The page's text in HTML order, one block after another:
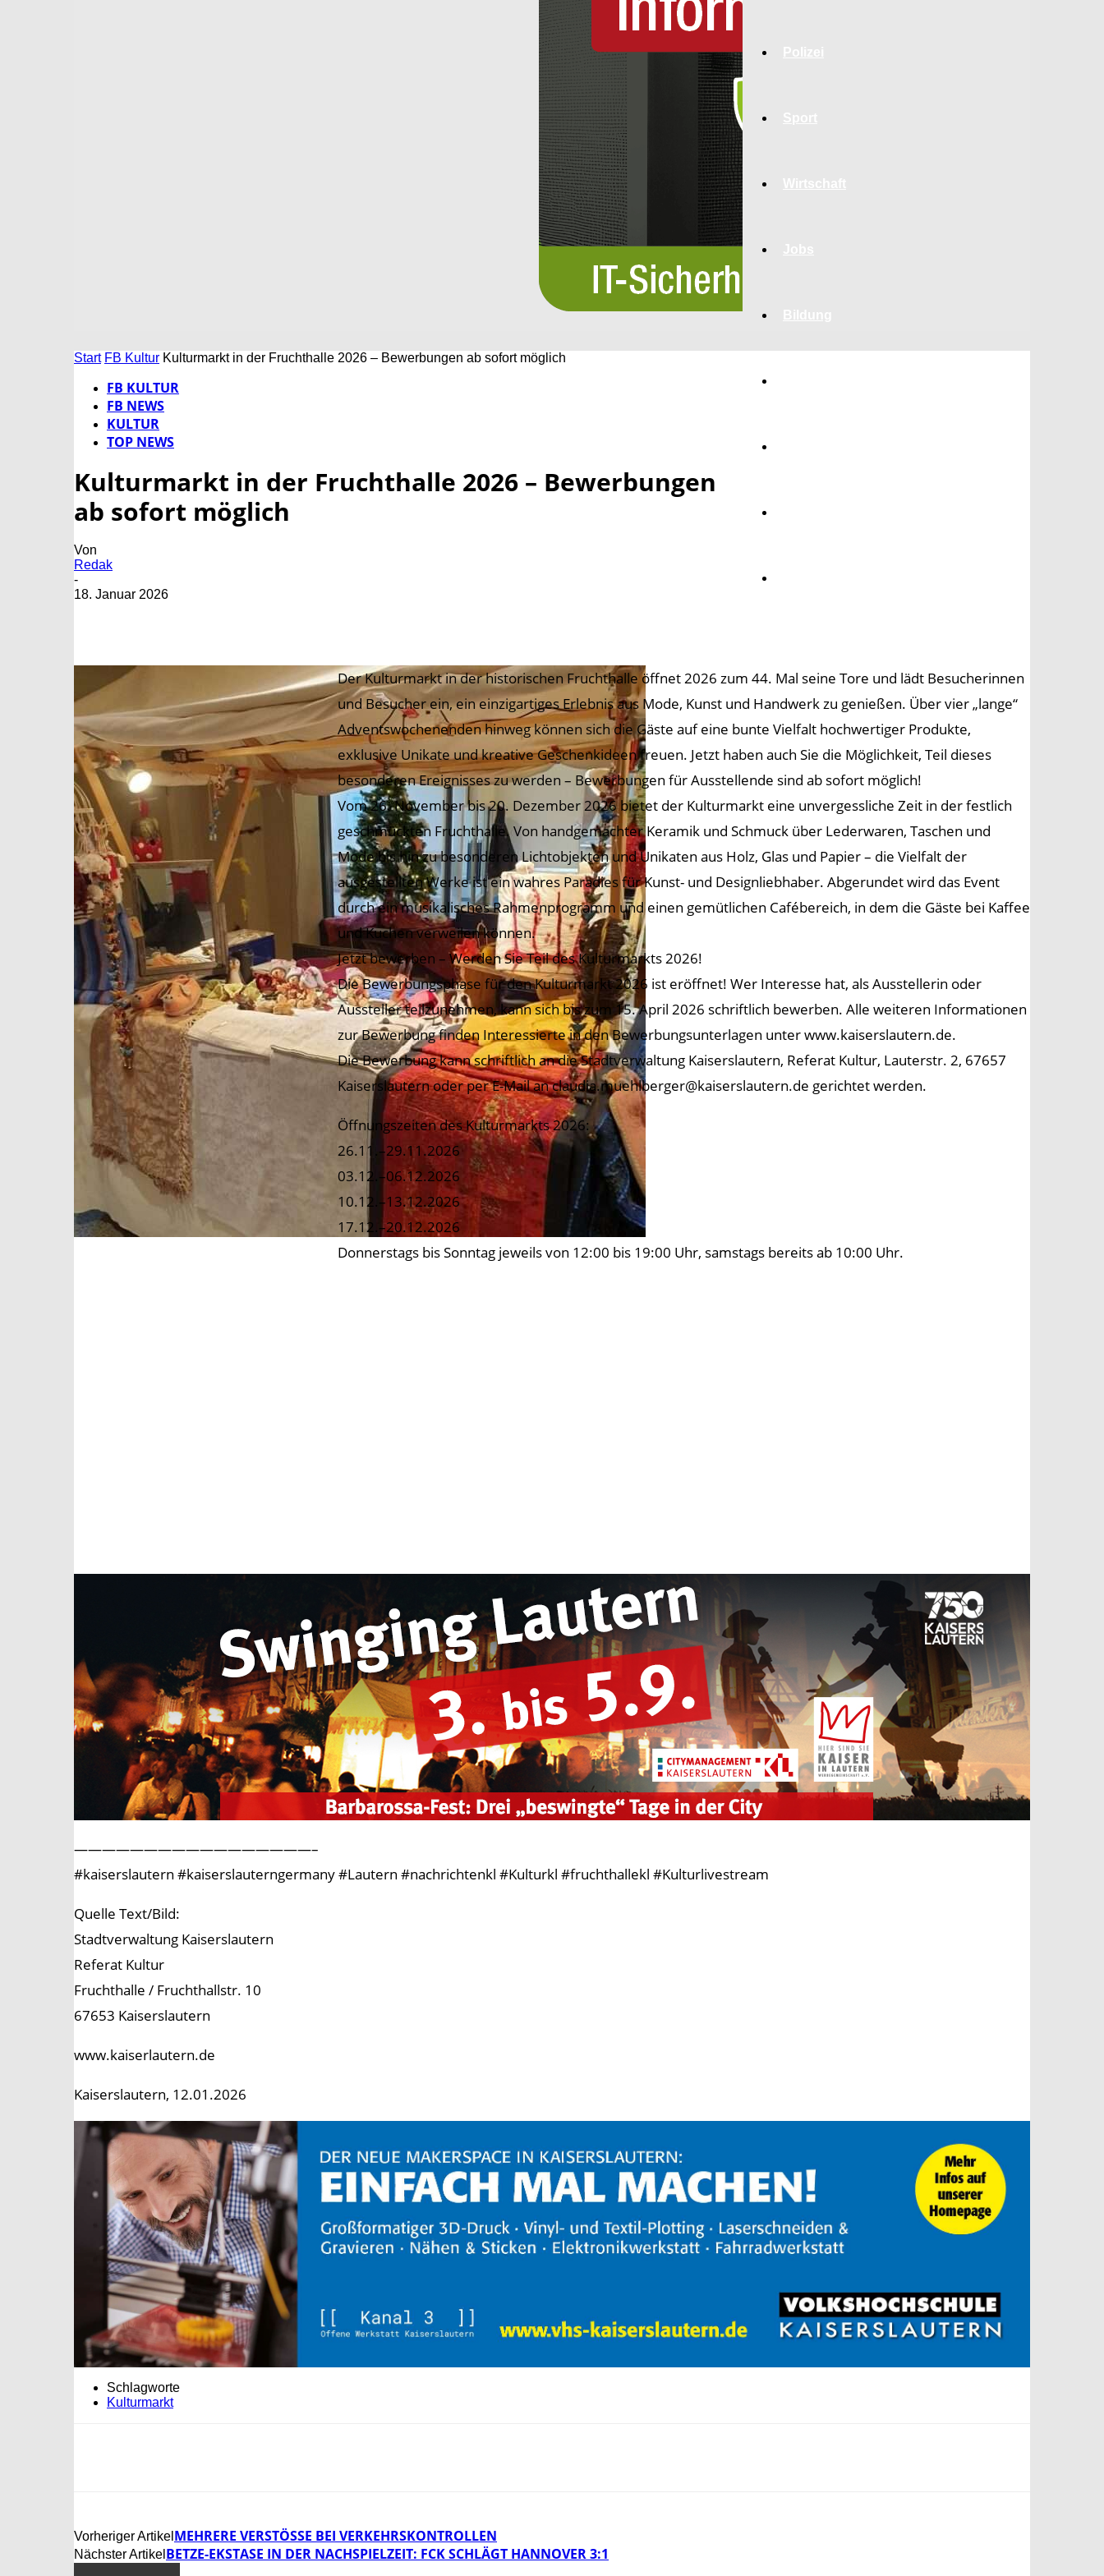
Start FB Kultur Kulturmarkt in der Fruchthalle 2026 – Bewerbungen ab sofort möglich
FB KULTUR
FB NEWS
KULTUR
TOP NEWS
Kulturmarkt in der Fruchthalle 2026 – Bewerbungen
ab sofort möglich
Von
Redak
-
18. Januar 2026
Der Kulturmarkt in der historischen Fruchthalle öffnet 2026 zum 44. Mal seine Tore und lädt Besucherinnen
und Besucher ein, ein einzigartiges Erlebnis aus Mode, Kunst und Handwerk zu genießen. Über vier „lange“
Adventswochenenden hinweg können sich die Gäste auf eine bunte Vielfalt hochwertiger Produkte,
exklusive Unikate und kreative Geschenkideen freuen. Jetzt haben auch Sie die Möglichkeit, Teil dieses
besonderen Ereignisses zu werden – Bewerbungen für Ausstellende sind ab sofort möglich!
Vom 26. November bis 20. Dezember 2026 bietet der Kulturmarkt eine unvergessliche Zeit in der festlich
geschmückten Fruchthalle. Von handgemachter Keramik und Schmuck über Lederwaren, Taschen und
Mode bis hin zu besonderen Lichtobjekten und Unikaten aus Holz, Glas und Papier – die Vielfalt der
ausgestellten Werke ist ein wahres Paradies für Kunst- und Designliebhaber. Abgerundet wird das Event
durch ein musikalisches Rahmenprogramm und einen gemütlichen Cafébereich, in dem die Gäste bei Kaffee
und Kuchen verweilen können.
Jetzt bewerben – Werden Sie Teil des Kulturmarkts 2026!
Die Bewerbungsphase für den Kulturmarkt 2026 ist eröffnet! Wer Interesse hat, als Ausstellerin oder
Aussteller teilzunehmen, kann sich bis zum 15. April 2026 schriftlich bewerben. Alle weiteren Informationen
zur Bewerbung finden Interessierte in den Bewerbungsunterlagen unter www.kaiserslautern.de.
Die Bewerbung kann schriftlich an die Stadtverwaltung Kaiserslautern, Referat Kultur, Lauterstr. 2, 67657
Kaiserslautern oder per E-Mail an claudia.muehlberger@kaiserslautern.de gerichtet werden.
Öffnungszeiten des Kulturmarkts 2026:
26.11.–29.11.2026
03.12.–06.12.2026
10.12.–13.12.2026
17.12.–20.12.2026
Donnerstags bis Sonntag jeweils von 12:00 bis 19:00 Uhr, samstags bereits ab 10:00 Uhr.
—————————————————–
#kaiserslautern #kaiserslauterngermany #Lautern #nachrichtenkl #Kulturkl #fruchthallekl #Kulturlivestream
Quelle Text/Bild:
Stadtverwaltung Kaiserslautern
Referat Kultur
Fruchthalle / Fruchthallstr. 10
67653 Kaiserslautern
www.kaiserlautern.de
Kaiserslautern, 12.01.2026
Schlagworte
Kulturmarkt
Vorheriger Artikel MEHRERE VERSTÖSSE BEI VERKEHRSKONTROLLEN
Nächster Artikel BETZE-EKSTASE IN DER NACHSPIELZEIT: FCK SCHLÄGT HANNOVER 3:1